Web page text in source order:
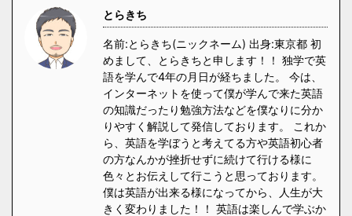
とらきち
名前:とらきち(ニックネーム) 出身:東京都 初
めまして、とらきちと申します！！ 独学で英
語を学んで4年の月日が経ちました。 今は、
インターネットを使って僕が学んで来た英語
の知識だったり勉強方法などを僕なりに分か
りやすく解説して発信しております。 これか
ら、英語を学ぼうと考えてる方や英語初心者
の方なんかが挫折せずに続けて行ける様に
色々とお伝えして行こうと思っております。
僕は英語が出来る様になってから、人生が大
きく変わりました！！ 英語は楽しんで学ぶか